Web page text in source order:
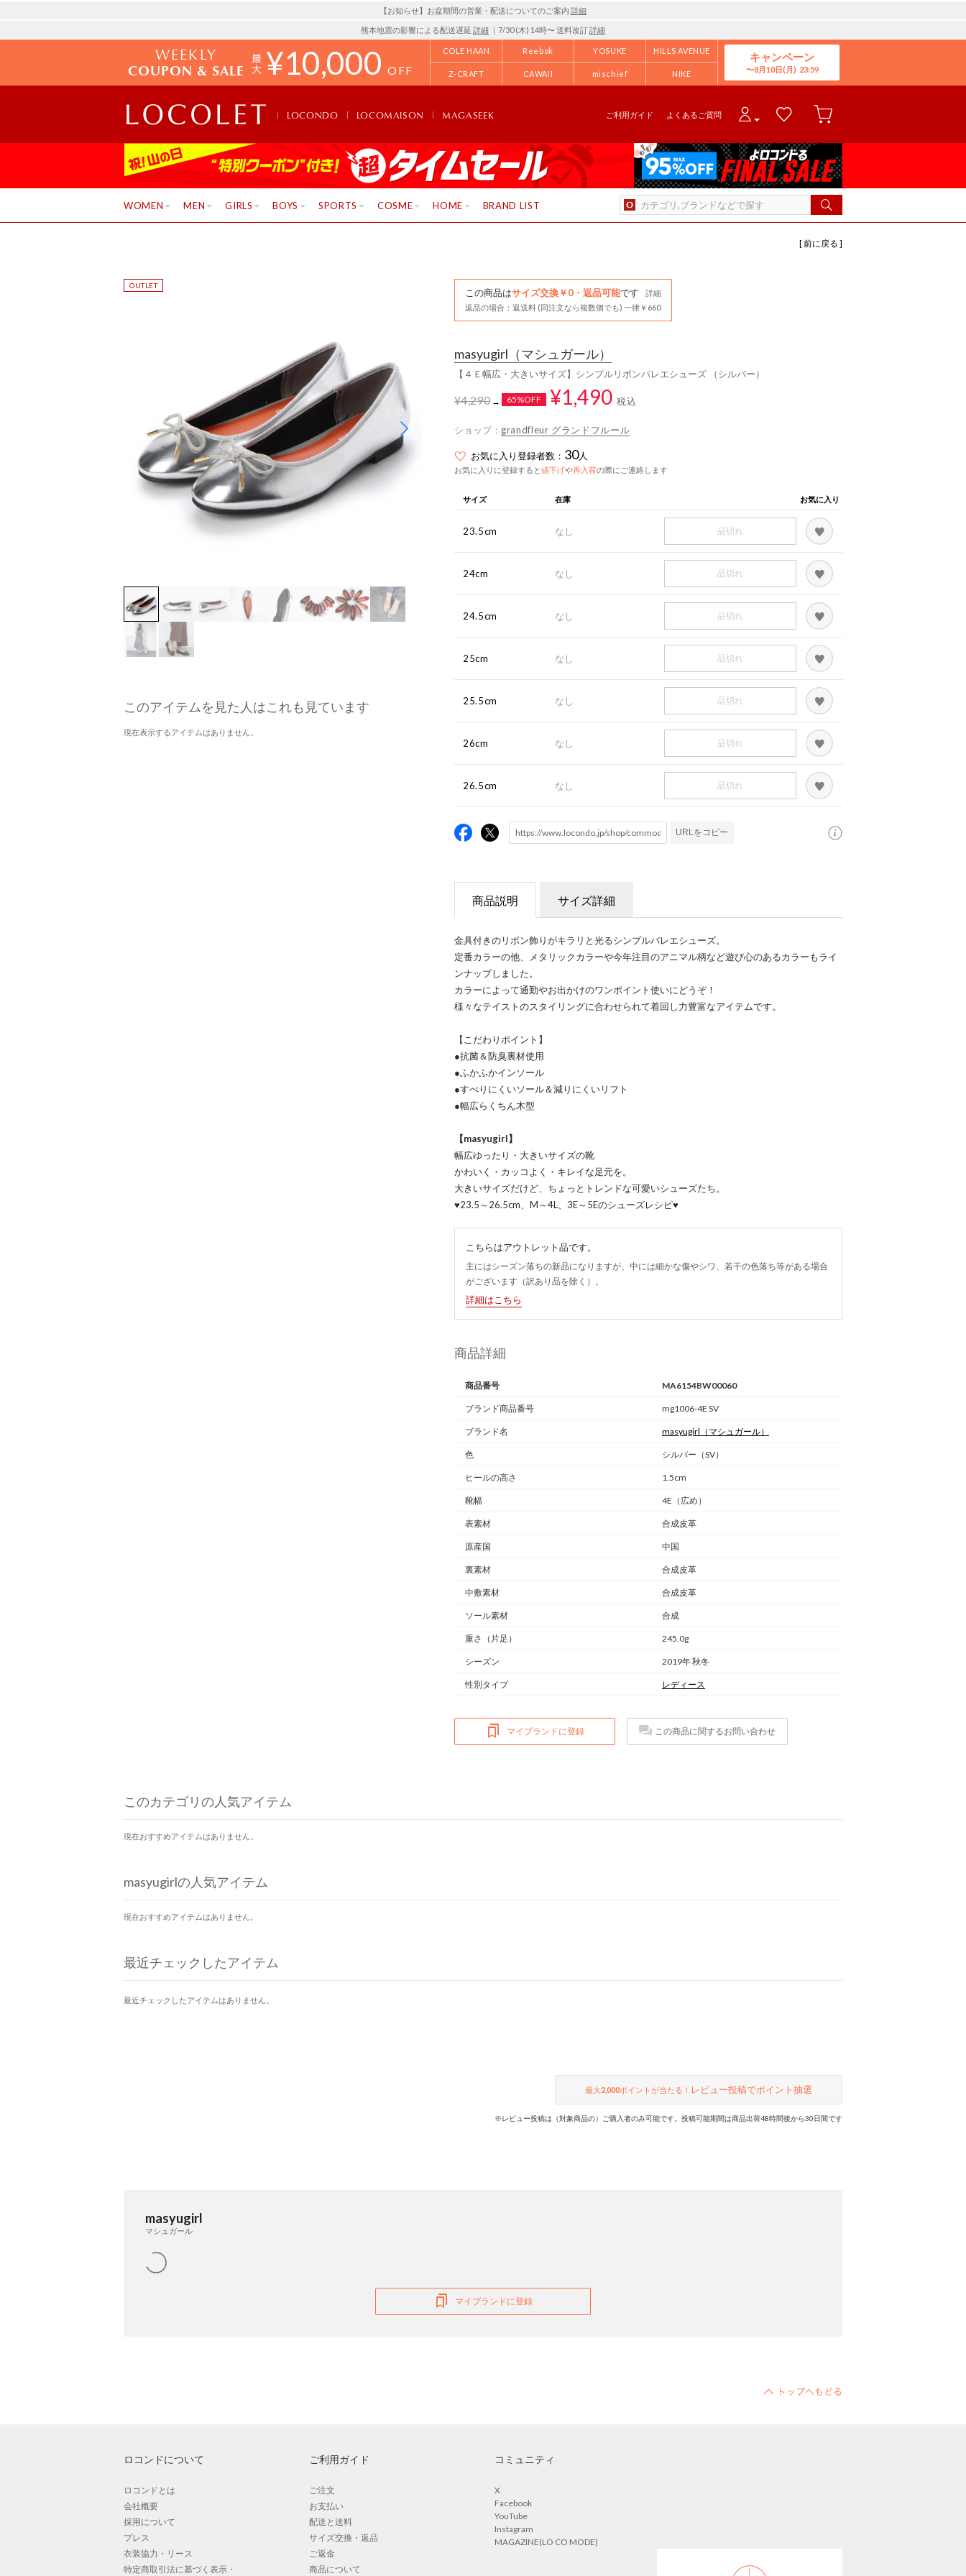
【お知らせ】お盆期間の営業・配送についてのご案内 詳細
熊本地震の影響による配送遅延 詳細 ｜7/30 (木) 14時〜 送料改訂詳細
WEEKLY
COUPON & SALE ¥10,000 OFF
COLE HAAN Reebok YOSUKE HILLS AVENUE
Z-CRAFT CAWAII mischief NIKE
キャンペーン
8月10日(月)
LOCONDO LOCOMAISON MAGASEEK ご利用ガイド よくあるご質問
WOMEN MEN GIRLS BOYS SPORTS COSME HOME BRAND LIST
[ 前に戻る ]
このアイテムを見た人はこれも見ています
現在表示するアイテムはありません。
この商品はサイズ交換￥0・返品可能です
詳細
返品の場合：返送料 (同注文なら複数個でも) 一律￥660
masyugirl （マシュガール）
【４Ｅ幅広・大きいサイズ】シンプルリボンバレエシューズ （シルバー）
¥4,290→ 65%OFF ¥1,490 税込
ショップ： grandfleur グランドフルール
お気に入り登録者数： 30人
お気に入りに登録すると値下げや再入荷の際にご連絡します
サイズ 在庫 お気に入り
23.5cm なし 品切れ
24cm なし 品切れ
24.5cm なし 品切れ
25cm なし 品切れ
25.5cm なし 品切れ
26cm なし 品切れ
26.5cm なし 品切れ
URLをコピー
商品説明 サイズ詳細
金具付きのリボン飾りがキラリと光るシンプルバレエシューズ。
定番カラーの他、メタリックカラーや今年注目のアニマル柄など遊び心のあるカラーもライ
ンナップしました。
カラーによって通勤やお出かけのワンポイント使いにどうぞ！
様々なテイストのスタイリングに合わせられて着回し力豊富なアイテムです。
【こだわりポイント】
●抗菌＆防臭裏材使用
●ふかふかインソール
●すべりにくいソール＆減りにくいリフト
●幅広らくちん木型
【masyugirl】
幅広ゆったり・大きいサイズの靴
かわいく・カッコよく・キレイな足元を。
大きいサイズだけど、ちょっとトレンドな可愛いシューズたち。
♥23.5～26.5cm、M～4L、3E～5Eのシューズレシピ♥
こちらはアウトレット品です。
主にはシーズン落ちの新品になりますが、中には細かな傷やシワ、若干の色落ち等がある場合
がございます（訳あり品を除く）。
詳細はこちら
商品詳細
商品番号 MA6154BW00060
ブランド商品番号 mg1006-4E SV
ブランド名 masyugirl （マシュガール）
色 シルバー（SV）
ヒールの高さ 1.5cm
靴幅 4E（広め）
表素材 合成皮革
原産国 中国
裏素材 合成皮革
中敷素材 合成皮革
ソール素材 合成
重さ （片足） 245.0g
シーズン 2019年 秋冬
性別タイプ レディース
マイブランドに登録 この商品に関するお問い合わせ
このカテゴリの人気アイテム
現在おすすめアイテムはありません。
masyugirlの人気アイテム
現在おすすめアイテムはありません。
最近チェックしたアイテム
最近チェックしたアイテムはありません。
最大2,000ポイントが当たる！ レビュー投稿でポイント抽選
※レビュー投稿は（対象商品の）ご購入者のみ可能です。投稿可能期間は商品出荷48時間後から30日間です
masyugirl
マシュガール
マイブランドに登録
ロコンドについて
ロコンドとは
会社概要
採用について
プレス
衣装協力・リース
特定商取引法に基づく表示・
ご利用ガイド
ご注文
お支払い
配送と送料
サイズ交換・返品
ご返金
商品について
コミュニティ
X
Facebook
YouTube
Instagram
MAGAZINE(LO CO MODE)